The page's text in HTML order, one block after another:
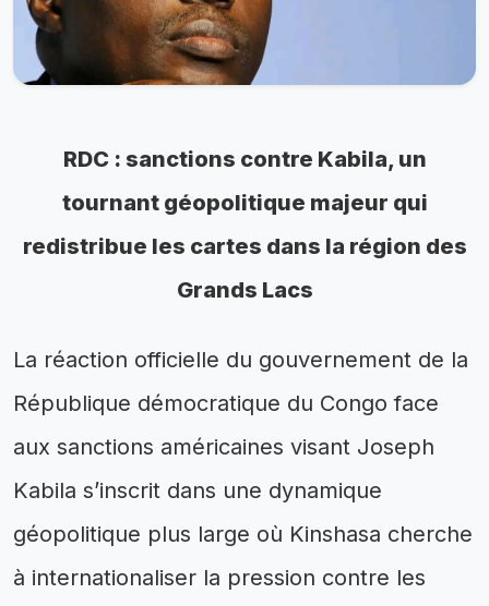
RDC : sanctions contre Kabila, un
tournant géopolitique majeur qui
redistribue les cartes dans la région des
Grands Lacs
La réaction officielle du gouvernement de la
République démocratique du Congo face
aux sanctions américaines visant Joseph
Kabila s’inscrit dans une dynamique
géopolitique plus large où Kinshasa cherche
à internationaliser la pression contre les